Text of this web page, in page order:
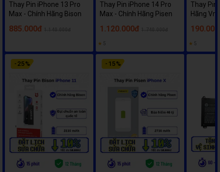
Thay Pin iPhone 13 Pro
Max - Chính Hãng Bison
885.000đ
- 25%
Thay Pin iPhone 14 Pro
Max - Chính Hãng Pisen
1.120.000đ
★ 5
- 15%
Thay Pin
Hãng
★ 5